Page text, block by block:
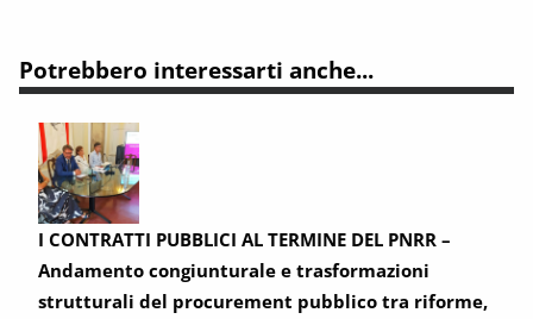
Potrebbero interessarti anche...
I CONTRATTI PUBBLICI AL TERMINE DEL PNRR –
Andamento congiunturale e trasformazioni
strutturali del procurement pubblico tra riforme,